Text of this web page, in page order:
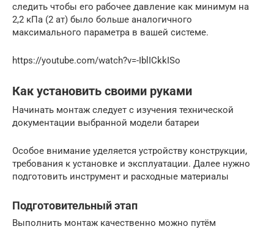
следить чтобы его рабочее давление как минимум на
2,2 кПа (2 ат) было больше аналогичного
максимального параметра в вашей системе.
https://youtube.com/watch?v=-IblICkkISo
Как установить своими руками
Начинать монтаж следует с изучения технической
документации выбранной модели батареи
Особое внимание уделяется устройству конструкции,
требования к установке и эксплуатации. Далее нужно
подготовить инструмент и расходные материалы
Подготовительный этап
Выполнить монтаж качественно можно путём